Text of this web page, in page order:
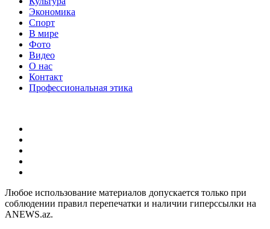
Экономика
Спорт
В мире
Фото
Видео
О нас
Контакт
Профессиональная этика
Любое использование материалов допускается только при
соблюдении правил перепечатки и наличии гиперссылки на
ANEWS.az.